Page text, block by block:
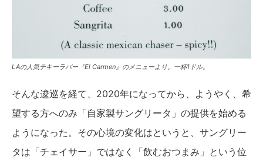
LAの人気テキーラバー『El Carmen』のメニューより。一杯1ドル。
そんな逡巡を経て、2020年になってから、ようやく、希
望する方へのみ「自家製サングリータ」の提供を始める
ようになった。その心境の変化はというと、サングリー
タは「チェイサー」ではなく「飲むおつまみ」という位